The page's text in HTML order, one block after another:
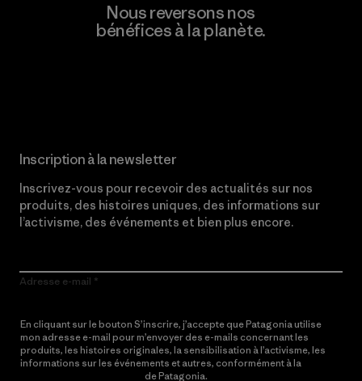
Nous reversons nos
bénéfices à la planète.
Inscription à la newsletter
Inscrivez-vous pour recevoir des actualités sur nos
produits, des histoires uniques, des informations sur
l’activisme, des événements et bien plus encore.
Adresse e-mail
En cliquant sur le bouton S’inscrire, j’accepte que Patagonia utilise
mon adresse e-mail pour m’envoyer des e-mails concernant les
produits, les histoires originales, la sensibilisation à l’activisme, les
informations sur les événements et autres, conformément à la
de Patagonia.